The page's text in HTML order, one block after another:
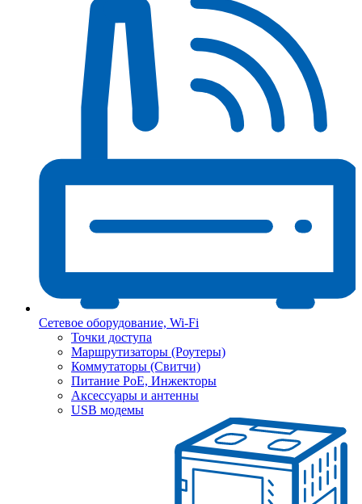
Сетевое оборудование, Wi-Fi
Точки доступа
Маршрутизаторы (Роутеры)
Коммутаторы (Свитчи)
Питание PoE, Инжекторы
Аксессуары и антенны
USB модемы